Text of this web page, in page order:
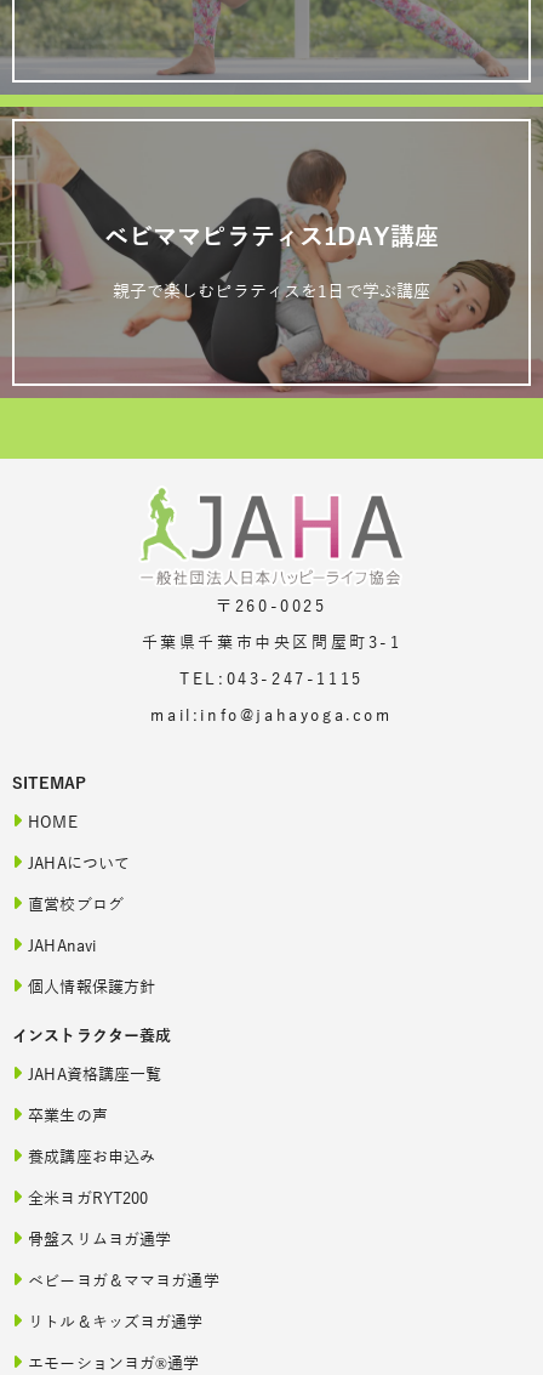
ベビママピラティス1DAY講座
親子で楽しむピラティスを1日で学ぶ講座
〒260-0025
千葉県千葉市中央区問屋町3-1
TEL:043-247-1115
mail:info@jahayoga.com
SITEMAP
HOME
JAHAについて
直営校ブログ
JAHAnavi
個人情報保護方針
インストラクター養成
JAHA資格講座一覧
卒業生の声
養成講座お申込み
全米ヨガRYT200
骨盤スリムヨガ通学
ベビーヨガ＆ママヨガ通学
リトル＆キッズヨガ通学
エモーションヨガ®通学